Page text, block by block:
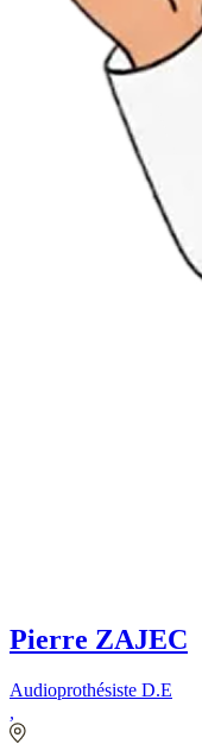
Pierre ZAJEC
Audioprothésiste D.E